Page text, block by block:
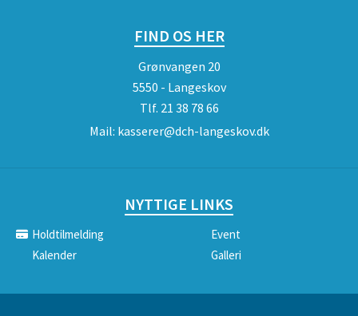
FIND OS HER
Grønvangen 20
5550 - Langeskov
Tlf. 21 38 78 66
Mail: kasserer@dch-langeskov.dk
NYTTIGE LINKS
Holdtilmelding
Event
Kalender
Galleri